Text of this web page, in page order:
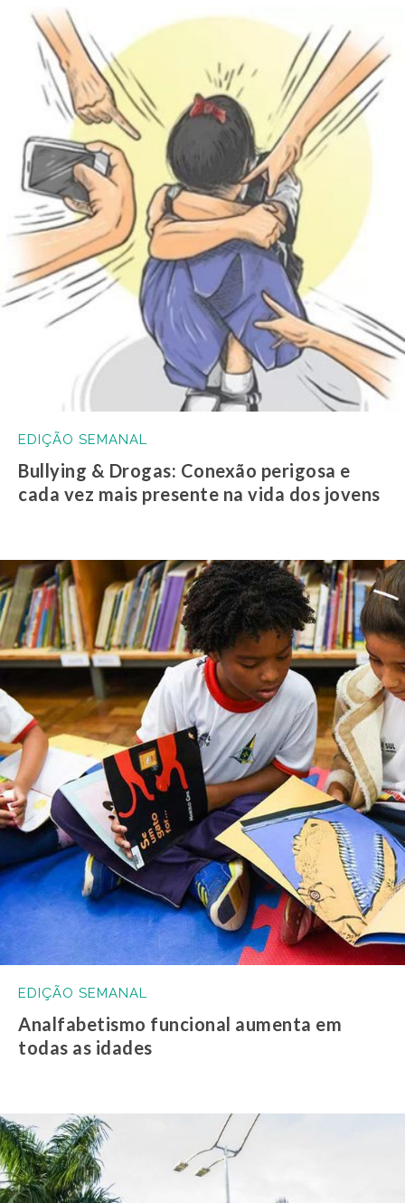
EDIÇÃO SEMANAL
Bullying & Drogas: Conexão perigosa e
cada vez mais presente na vida dos jovens
EDIÇÃO SEMANAL
Analfabetismo funcional aumenta em
todas as idades